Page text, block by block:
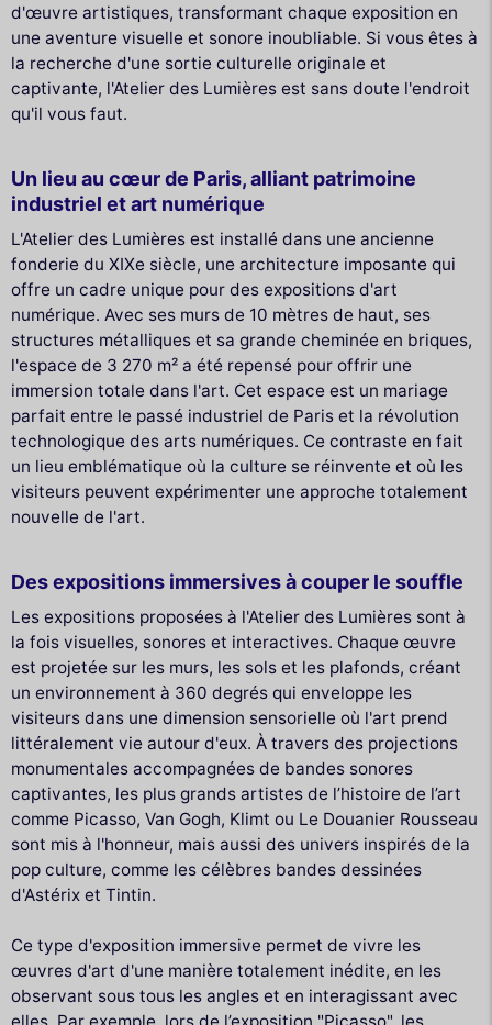
d'œuvre artistiques, transformant chaque exposition en
une aventure visuelle et sonore inoubliable. Si vous êtes à
la recherche d'une sortie culturelle originale et
captivante, l'Atelier des Lumières est sans doute l'endroit
qu'il vous faut.
Un lieu au cœur de Paris, alliant patrimoine
industriel et art numérique
L'Atelier des Lumières est installé dans une ancienne
fonderie du XIXe siècle, une architecture imposante qui
offre un cadre unique pour des expositions d'art
numérique. Avec ses murs de 10 mètres de haut, ses
structures métalliques et sa grande cheminée en briques,
l'espace de 3 270 m² a été repensé pour offrir une
immersion totale dans l'art. Cet espace est un mariage
parfait entre le passé industriel de Paris et la révolution
technologique des arts numériques. Ce contraste en fait
un lieu emblématique où la culture se réinvente et où les
visiteurs peuvent expérimenter une approche totalement
nouvelle de l'art.
Des expositions immersives à couper le souffle
Les expositions proposées à l'Atelier des Lumières sont à
la fois visuelles, sonores et interactives. Chaque œuvre
est projetée sur les murs, les sols et les plafonds, créant
un environnement à 360 degrés qui enveloppe les
visiteurs dans une dimension sensorielle où l'art prend
littéralement vie autour d'eux. À travers des projections
monumentales accompagnées de bandes sonores
captivantes, les plus grands artistes de l’histoire de l’art
comme Picasso, Van Gogh, Klimt ou Le Douanier Rousseau
sont mis à l'honneur, mais aussi des univers inspirés de la
pop culture, comme les célèbres bandes dessinées
d'Astérix et Tintin.
Ce type d'exposition immersive permet de vivre les
œuvres d'art d'une manière totalement inédite, en les
observant sous tous les angles et en interagissant avec